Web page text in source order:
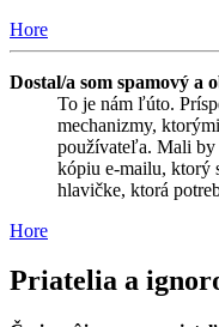
Hore
Dostal/a som spamový a
To je nám ľúto.
mechanizmy,
používateľa. Mali by
kópiu e-mailu, ktorý
hlavičke, ktorá
Hore
Priatelia a